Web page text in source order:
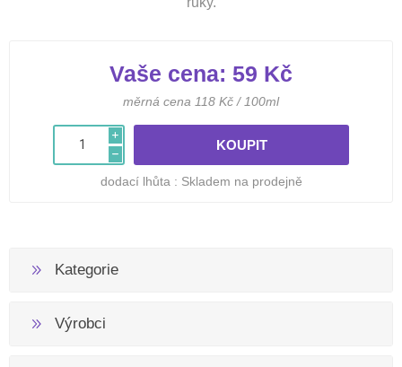
Vaše cena: 59 Kč
měrná cena 118 Kč / 100ml
i
h
dodací lhůta : Skladem na prodejně
Kategorie
Výrobci